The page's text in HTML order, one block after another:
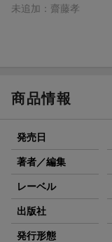
未追加： 齋藤孝
商品情報
発売日
著者／編集
レーベル
出版社
発行形態